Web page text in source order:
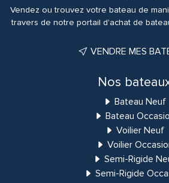
Vendez ou trouvez votre bateau de
travers de notre portail d'achat de
VENDRE MES
Nos
Bateau Neuf
Bateau
Voilier Neuf
Voilier
Semi-Rigide
Semi-Rigide